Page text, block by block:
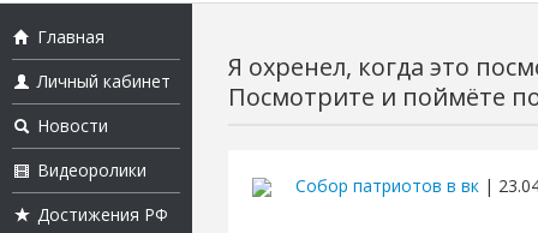
Главная
Личный кабинет
Новости
Видеоролики
Достижения РФ
Я охренел, когда это
Посмотрите и поймёте
Собор патриотов в вк |